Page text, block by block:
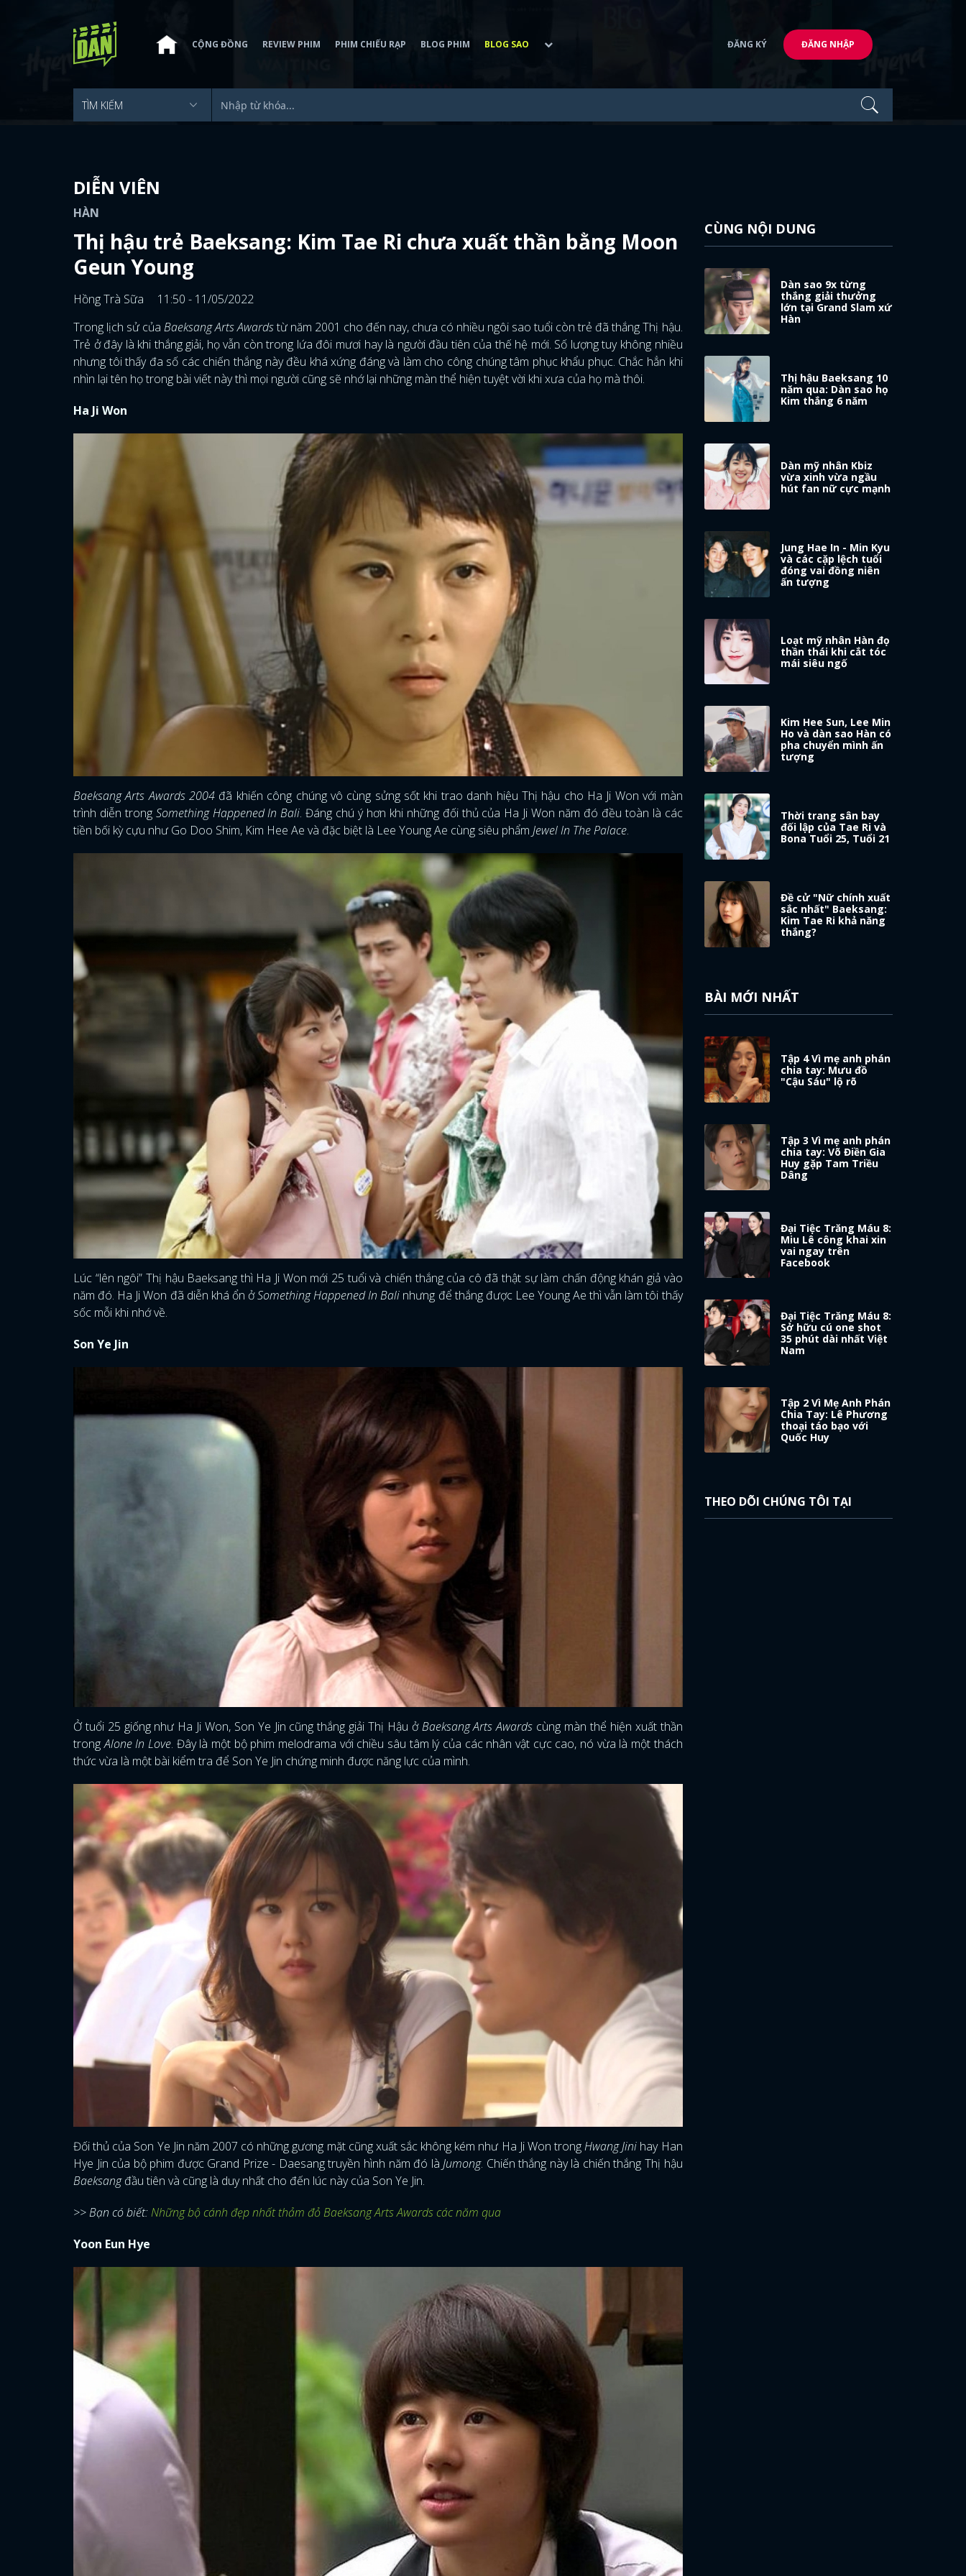
ĐĂNG NHẬP
FACEBOOK
CỘNG ĐỒNG REVIEW PHIM PHIM CHIẾU RẠP BLOG PHIM BLOG SAO ĐĂNG KÝ ĐĂNG NHẬP
DIỄN VIÊN
HÀN
Thị hậu trẻ Baeksang: Kim Tae Ri chưa xuất thần bằng Moon
Geun Young
Hồng Trà Sữa
11:50 - 11/05/2022
Trong lịch sử củaBaeksang Arts Awardstừ năm 2001 cho đến nay, chưa có nhiều ngôi sao tuổi còn trẻ đã thắng Thị hậu.
Trẻ ở đây là khi thắng giải, họ vẫn còn trong lứa đôi mươi hay là người đầu tiên của thế hệ mới. Số lượng tuy không nhiều
nhưng tôi thấy đa số các chiến thắng này đều khá xứng đáng và làm cho công chúng tâm phục khẩu phục. Chắc hẳn khi
nhìn lại tên họ trong bài viết này thì mọi người cũng sẽ nhớ lại những màn thể hiện tuyệt vời khi xưa của họ mà thôi.
Ha Ji Won
Baeksang Arts Awards 2004 đã khiến công chúng vô cùng sửng sốt khi trao danh hiệu Thị hậu cho Ha Ji Won với màn
trình diễn trong Something Happened In Bali. Đáng chú ý hơn khi những đối thủ của Ha Ji Won năm đó đều toàn là các
tiền bối kỳ cựu như Go Doo Shim, Kim Hee Ae và đặc biệt là Lee Young Ae cùng siêu phẩm Jewel In The Palace.
Lúc “lên ngôi” Thị hậu Baeksang thì Ha Ji Won mới 25 tuổi và chiến thắng của cô đã thật sự làm chấn động khán giả vào
năm đó. Ha Ji Won đã diễn khá ổn ởSomething Happened In Bali nhưng để thắng được Lee Young Ae thì vẫn làm tôi thấy
sốc mỗi khi nhớ về.
Son Ye Jin
Ở tuổi 25 giống như Ha Ji Won, Son Ye Jin cũng thắng giải Thị Hậu ởBaeksang Arts Awards cùng màn thể hiện xuất thần
trongAlone In Love. Đây là một bộ phim melodrama với chiều sâu tâm lý của các nhân vật cực cao, nó vừa là một thách
thức vừa là một bài kiểm tra để Son Ye Jin chứng minh được năng lực của mình.
Đối thủ của Son Ye Jin năm 2007 có những gương mặt cũng xuất sắc không kém như Ha Ji Won trongHwang Jini hay Han
Hye Jin của bộ phim được Grand Prize - Daesang truyền hình năm đó làJumong. Chiến thắng này là chiến thắng Thị hậu
Baeksangđầu tiên và cũng là duy nhất cho đến lúc này của Son Ye Jin.
>> Bạn có biết:Những bộ cánh đẹp nhất thảm đỏ Baeksang Arts Awards các năm qua
Yoon Eun Hye
CÙNG NỘI DUNG
Dàn sao 9x từng
thắng giải thưởng
lớn tại Grand Slam xứ
Hàn
Thị hậu Baeksang 10
năm qua: Dàn sao họ
Kim thắng 6 năm
Dàn mỹ nhân Kbiz
vừa xinh vừa ngầu
hút fan nữ cực mạnh
Jung Hae In - Min Kyu
và các cặp lệch tuổi
đóng vai đồng niên
ấn tượng
Loạt mỹ nhân Hàn đọ
thần thái khi cắt tóc
mái siêu ngố
Kim Hee Sun, Lee Min
Ho và dàn sao Hàn có
pha chuyển mình ấn
tượng
Thời trang sân bay
đối lập của Tae Ri và
Bona Tuổi 25, Tuổi 21
Đề cử "Nữ chính xuất
sắc nhất" Baeksang:
Kim Tae Ri khả năng
thắng?
BÀI MỚI NHẤT
Tập 4 Vì mẹ anh phán
chia tay: Mưu đồ
"Cậu Sáu" lộ rõ
Tập 3 Vì mẹ anh phán
chia tay: Võ Điền Gia
Huy gặp Tam Triều
Dâng
Đại Tiệc Trăng Máu 8:
Miu Lê công khai xin
vai ngay trên
Facebook
Đại Tiệc Trăng Máu 8:
Sở hữu cú one shot
35 phút dài nhất Việt
Nam
Tập 2 Vì Mẹ Anh Phán
Chia Tay: Lê Phương
thoại táo bạo với
Quốc Huy
THEO DÕI CHÚNG TÔI TẠI